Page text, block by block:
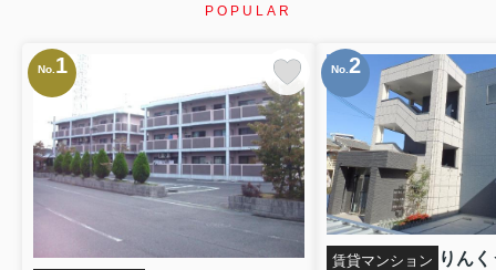
POPULAR
No. 1 No. 2
賃貸マンション りん